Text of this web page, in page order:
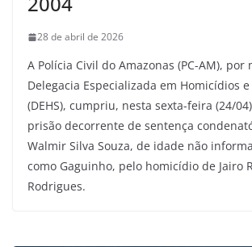
28 de abril de 2026
A Polícia Civil do Amazonas (PC-AM), por
Delegacia Especializada em Homicídios
(DEHS), cumpriu, nesta sexta-feira (24/
prisão decorrente de sentença
Walmir Silva Souza, de idade não
como Gaguinho, pelo homicídio de Jairo
Rodrigues.